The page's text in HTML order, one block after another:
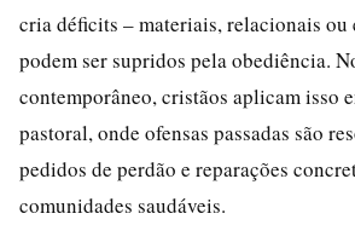
cria déficits – materiais, relacionais ou
podem ser supridos pela obediência.
contemporâneo, cristãos aplicam isso
pastoral, onde ofensas passadas são
pedidos de perdão e reparações
comunidades saudáveis.